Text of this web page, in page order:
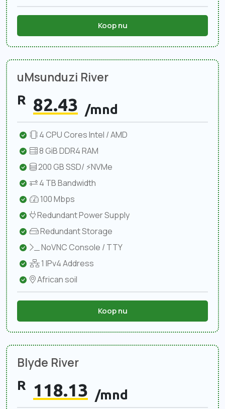
Koop nu
uMsunduzi River
R 82.43 /mnd
4 CPU Cores Intel / AMD
8 GiB DDR4 RAM
200 GB SSD/ ⚡NVMe
4 TB Bandwidth
100 Mbps
Redundant Power Supply
Redundant Storage
NoVNC Console / TTY
1 IPv4 Address
African soil
Koop nu
Blyde River
R 118.13 /mnd